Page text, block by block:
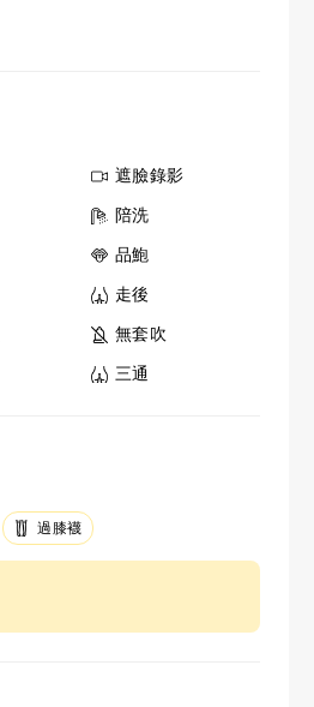
遮臉錄影
陪洗
品鮑
走後
無套吹
三通
過膝襪